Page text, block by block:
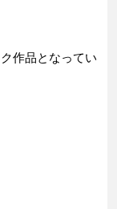
作品となってい